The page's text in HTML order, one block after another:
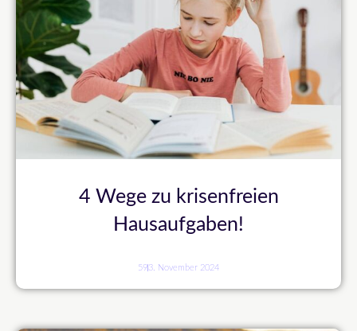
4 Wege zu krisenfreien
Hausaufgaben!
593. November 2024